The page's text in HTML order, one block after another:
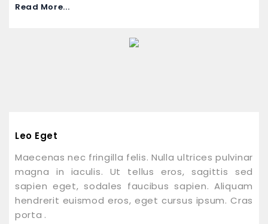
Read More...
Leo Eget
Maecenas nec fringilla felis. Nulla ultrices pulvinar
magna in iaculis. Ut tellus eros, sagittis sed
sapien eget, sodales faucibus sapien. Aliquam
hendrerit euismod eros, eget cursus ipsum. Cras
porta .